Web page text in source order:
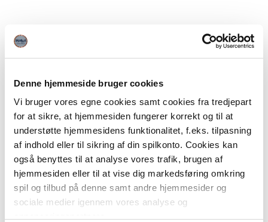
Denne hjemmeside bruger cookies
Vi bruger vores egne cookies samt cookies fra tredjepart
for at sikre, at hjemmesiden fungerer korrekt og til at
understøtte hjemmesidens funktionalitet, f.eks. tilpasning
af indhold eller til sikring af din spilkonto. Cookies kan
også benyttes til at analyse vores trafik, brugen af
hjemmesiden eller til at vise dig markedsføring omkring
spil og tilbud på denne samt andre hjemmesider og
sociale medier igennem vores analyse og